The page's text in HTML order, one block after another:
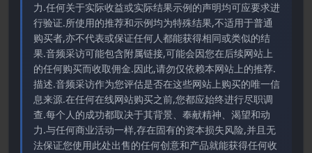
力.任何关于实际收益或实际结果示例的声明均可应要求进
行验证.所使用的推荐和示例均为特殊结果,不适用于普通
购买者,亦不代表或保证任何人都能获得相同或类似的结
果.音频采访可能包含附属链接,可能会因您在后续网站上
的任何购买而收取佣金.因此,请勿仅依赖本网站上的推荐.
描述.音频采访作为您评估是否在这些网站上购买的唯一信
息来源.在任何在线网站购买之前,您都应始终进行尽职调
查.每个人的成功都取决于其背景、奉献精神、渴望和动
力.与任何商业活动一样,存在固有的资本损失风险,并且无
法保证您使用此处出售的任何创意和产品就能获得任何收